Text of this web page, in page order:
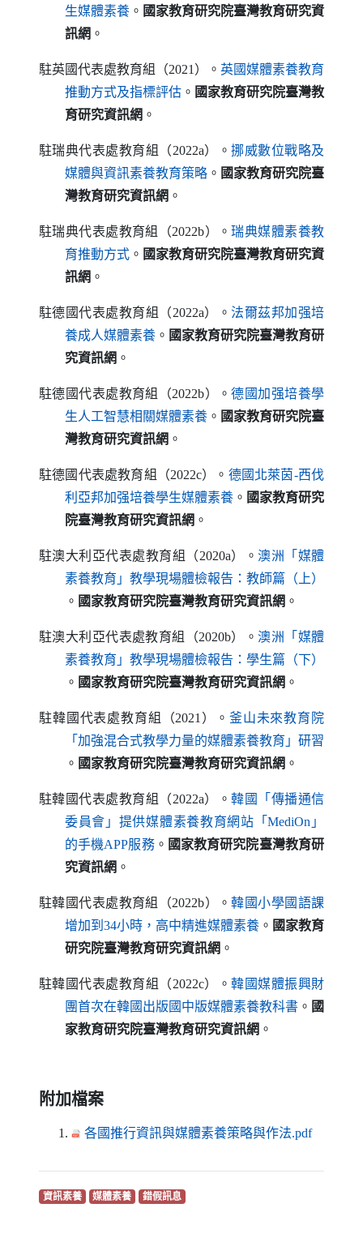
生媒體素養（另開新視窗）
。 國家教育研究院臺灣教育研究資
訊網 。
駐英國代表處教育組（2021）。 英國媒體素養教育
推動方式及指標評估（另開新視窗）
。 國家教育研究院臺灣教
育研究資訊網 。
駐瑞典代表處教育組（2022a）。挪威數位戰略及
媒體與資訊素養教育策略（另開新視窗）
。 國家教育研究院臺
灣教育研究資訊網 。
駐瑞典代表處教育組（2022b）。瑞典媒體素養教
育推動方式（另開新視窗）
。 國家教育研究院臺灣教育研究資
訊網 。
駐德國代表處教育組（2022a）。法爾茲邦加强培
養成人媒體素養（另開新視窗）
。 國家教育研究院臺灣教育研
究資訊網 。
駐德國代表處教育組（2022b）。德國加强培養學
生人工智慧相關媒體素養（另開新視窗）
。 國家教育研究院臺
灣教育研究資訊網 。
駐德國代表處教育組（2022c）。 德國北萊茵-西伐
利亞邦加强培養學生媒體素養（另開新視窗）
。 國家教育研究
院臺灣教育研究資訊網 。
駐澳大利亞代表處教育組（2020a）。澳洲「媒體
素養教育」教學現場體檢報告：教師篇（上）
（另開新視窗）
。 國家教育研究院臺灣教育研究資訊網 。
駐澳大利亞代表處教育組（2020b）。澳洲「媒體
素養教育」教學現場體檢報告：學生篇（下）
（另開新視窗）
。 國家教育研究院臺灣教育研究資訊網 。
駐韓國代表處教育組（2021）。 釜山未來教育院
「加強混合式教學力量的媒體素養教育」研習
（另開新視窗）
。 國家教育研究院臺灣教育研究資訊網 。
駐韓國代表處教育組（2022a）。韓國「傳播通信
委員會」提供媒體素養教育網站「MediOn 」
的手機APP服務
（另開新視窗）
。 國家教育研究院臺灣教育研
究資訊網 。
駐韓國代表處教育組（2022b）。韓國小學國語課
增加到34小時，高中精進媒體素養（另開新視窗）
。 國家教育
研究院臺灣教育研究資訊網 。
駐韓國代表處教育組（2022c）。韓國媒體振興財
團首次在韓國出版國中版媒體素養教科書（另開新視窗）
。 國
家教育研究院臺灣教育研究資訊網 。
附加檔案
各國推行資訊與媒體素養策略與作法.pdf（另開
資訊素養（另開新視窗）
媒體素養（另開新視窗）
錯假訊息（另開新視窗）